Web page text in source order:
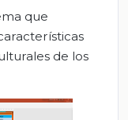
que
de los